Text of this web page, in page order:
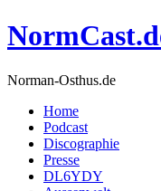
Norman-Osthus.de
Home
Podcast
Discographie
Presse
DL6YDY